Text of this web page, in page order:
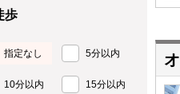
歩
指定なし 5分以内
10分以内 15分以内